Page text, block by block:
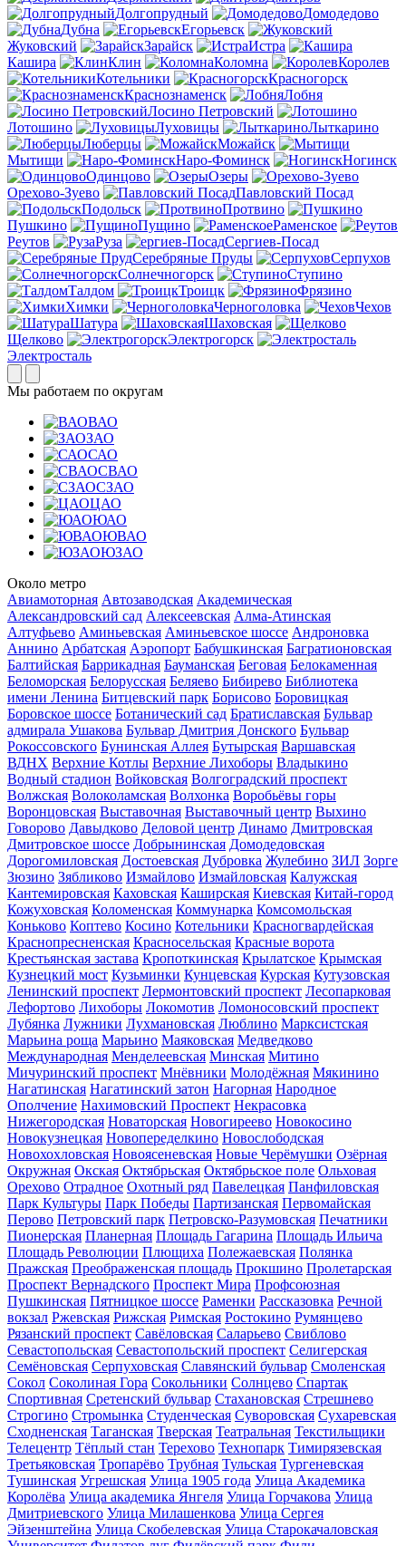
Долгопрудный
Домодедово
Дубна
Егорьевск
Жуковский
Зарайск
Истра
Кашира
Клин Коломна
Королев
Котельники
Красногорск
Краснознаменск
Лобня
Лосино Петровский
Лотошино
Луховицы
Лыткарино
Люберцы
Можайск
Мытищи
Наро-Фоминск
Ногинск
Одинцово
Озеры
Орехово-Зуево
Павловский Посад
Подольск
Протвино
Пушкино
Пущино
Раменское
Реутов
Руза
Сергиев-Посад
Серебряные Пруды
Серпухов
Солнечногорск
Ступино
Талдом
Троицк
Фрязино
Химки
Черноголовка
Чехов
Шатура
Шаховская
Щелково
Электрогорск
Электросталь
Мы работаем по округам
ВАО
ЗАО
САО
СВАО
СЗАО
ЦАО
ЮАО
ЮВАО
ЮЗАО
Около метро
Авиамоторная Автозаводская Академическая
Александровский сад Алексеевская Алма-Атинская
Алтуфьево Аминьевская Аминьевское шоссе Андроновка
Аннино Арбатская Аэропорт Бабушкинская Багратионовская
Балтийская Баррикадная Бауманская Беговая Белокаменная
Беломорская Белорусская Беляево Бибирево Библиотека
имени Ленина Битцевский парк Борисово Боровицкая
Боровское шоссе Ботанический сад Братиславская Бульвар
адмирала Ушакова Бульвар Дмитрия Донского Бульвар
Рокоссовского Бунинская Аллея Бутырская Варшавская
ВДНХ Верхние Котлы Верхние Лихоборы Владыкино
Водный стадион Войковская Волгоградский проспект
Волжская Волоколамская Волхонка Воробьёвы горы
Воронцовская Выставочная Выставочный центр Выхино
Говорово Давыдково Деловой центр Динамо Дмитровская
Дмитровское шоссе Добрынинская Домодедовская
Дорогомиловская Достоевская Дубровка Жулебино ЗИЛ Зорге
Зюзино Зябликово Измайлово Измайловская Калужская
Кантемировская Каховская Каширская Киевская Китай-город
Кожуховская Коломенская Коммунарка Комсомольская
Коньково Коптево Косино Котельники Красногвардейская
Краснопресненская Красносельская Красные ворота
Крестьянская застава Кропоткинская Крылатское Крымская
Кузнецкий мост Кузьминки Кунцевская Курская Кутузовская
Ленинский проспект Лермонтовский проспект Лесопарковая
Лефортово Лихоборы Локомотив Ломоносовский проспект
Лубянка Лужники Лухмановская Люблино Марксистская
Марьина роща Марьино Маяковская Медведково
Международная Менделеевская Минская Митино
Мичуринский проспект Мнёвники Молодёжная Мякинино
Нагатинская Нагатинский затон Нагорная Народное
Ополчение Нахимовский Проспект Некрасовка
Нижегородская Новаторская Новогиреево Новокосино
Новокузнецкая Новопеределкино Новослободская
Новохохловская Новоясеневская Новые Черёмушки Озёрная
Окружная Окская Октябрьская Октябрьское поле Ольховая
Орехово Отрадное Охотный ряд Павелецкая Панфиловская
Парк Культуры Парк Победы Партизанская Первомайская
Перово Петровский парк Петровско-Разумовская Печатники
Пионерская Планерная Площадь Гагарина Площадь Ильича
Площадь Революции Плющиха Полежаевская Полянка
Пражская Преображенская площадь Прокшино Пролетарская
Проспект Вернадского Проспект Мира Профсоюзная
Пушкинская Пятницкое шоссе Раменки Рассказовка Речной
вокзал Ржевская Рижская Римская Ростокино Румянцево
Рязанский проспект Савёловская Саларьево Свиблово
Севастопольская Севастопольский проспект Селигерская
Семёновская Серпуховская Славянский бульвар Смоленская
Сокол Соколиная Гора Сокольники Солнцево Спартак
Спортивная Сретенский бульвар Стахановская Стрешнево
Строгино Стромынка Студенческая Суворовская Сухаревская
Сходненская Таганская Тверская Театральная Текстильщики
Телецентр Тёплый стан Терехово Технопарк Тимирязевская
Третьяковская Тропарёво Трубная Тульская Тургеневская
Тушинская Угрешская Улица 1905 года Улица Академика
Королёва Улица академика Янгеля Улица Горчакова Улица
Дмитриевского Улица Милашенкова Улица Сергея
Эйзенштейна Улица Скобелевская Улица Старокачаловская